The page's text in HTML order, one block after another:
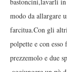
modo da allargare
farcitua.Con gli
polpette e con
prezzemolo e due